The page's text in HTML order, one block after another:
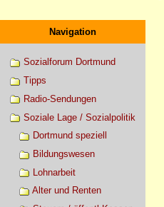
Navigation
Sozialforum Dortmund
Tipps
Radio-Sendungen
Soziale Lage / Sozialpolitik
Dortmund speziell
Bildungswesen
Lohnarbeit
Alter und Renten